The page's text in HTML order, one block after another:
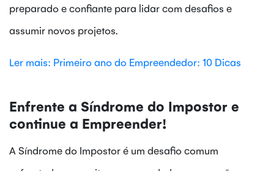
preparado e confiante para lidar com desafios e
assumir novos projetos.
Ler mais: Primeiro ano do Empreendedor: 10 Dicas
Enfrente a Síndrome do Impostor e
continue a Empreender!
A Síndrome do Impostor é um desafio comum